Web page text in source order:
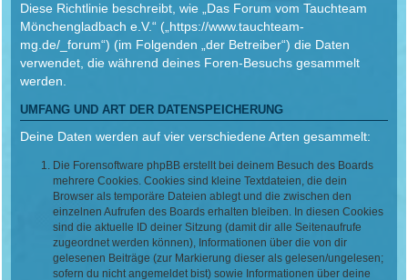
Diese Richtlinie beschreibt, wie „Das Forum vom Tauchteam
Mönchengladbach e.V.“ („https://www.tauchteam-
mg.de/_forum“) (im Folgenden „der Betreiber“) die Daten
verwendet, die während deines Foren-Besuchs gesammelt
werden.
UMFANG UND ART DER DATENSPEICHERUNG
Deine Daten werden auf vier verschiedene Arten gesammelt:
Die Forensoftware phpBB erstellt bei deinem Besuch des Boards
mehrere Cookies. Cookies sind kleine Textdateien, die dein
Browser als temporäre Dateien ablegt und die zwischen den
einzelnen Aufrufen des Boards erhalten bleiben. In diesen Cookies
sind die aktuelle ID deiner Sitzung (damit dir alle Seitenaufrufe
zugeordnet werden können), Informationen über die von dir
gelesenen Beiträge (zur Markierung dieser als gelesen/ungelesen;
sofern du nicht angemeldet bist) sowie Informationen über deine